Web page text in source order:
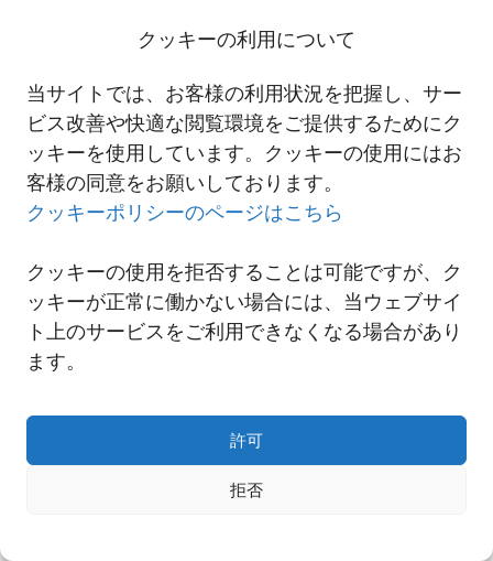
クッキーの利用について
当サイトでは、お客様の利用状況を把握し、サー
ビス改善や快適な閲覧環境をご提供するためにク
ッキーを使用しています。クッキーの使用にはお
客様の同意をお願いしております。
クッキーポリシーのページはこちら
クッキーの使用を拒否することは可能ですが、ク
ッキーが正常に働かない場合には、当ウェブサイ
ト上のサービスをご利用できなくなる場合があり
ます。
許可
拒否
2020-11-13 当社における新型コロナウイルス感染者の発生につい
一覧へ